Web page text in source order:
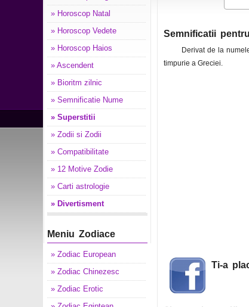
» Horoscop Natal
» Horoscop Vedete
» Horoscop Haios
» Ascendent
» Bioritm zilnic
» Semnificatie Nume
» Superstitii
» Zodii si Zodii
» Compatibilitate
» 12 Motive Zodie
» Carti astrologie
» Divertisment
Meniu Zodiace
» Zodiac European
» Zodiac Chinezesc
» Zodiac Erotic
Semnificatii
Derivat de la
timpurie a Greciei.
Ti-a